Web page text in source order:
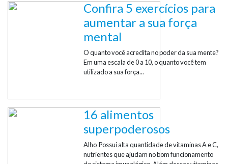
Confira 5 exercícios para
aumentar a sua força
mental
O quanto você acredita no poder da sua mente?
Em uma escala de 0 a 10, o quanto você tem
utilizado a sua força...
16 alimentos
superpoderosos
Alho Possui alta quantidade de vitaminas A e C,
nutrientes que ajudam no bom funcionamento